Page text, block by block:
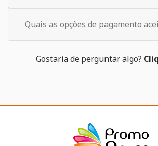
Quais as opções de pagamento
Gostaria de perguntar algo?